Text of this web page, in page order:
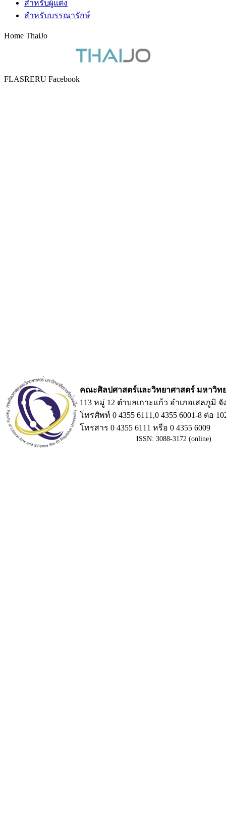
สำหรับผู้แต่ง
สำหรับบรรณารักษ์
Home ThaiJo
FLASRERU Facebook
คณะศิลปศาสตร์และวิทยาศาสตร์ มหาวิท
113 หมู่ 12 ตำบลเกาะแก้ว อำเภอเสลภูมิ จั
โทรศัพท์ 0 4355 6111,0 4355 6001-8 ต่อ
โทรสาร 0 4355 6111 หรื
ISSN: 3088-3172 (online)